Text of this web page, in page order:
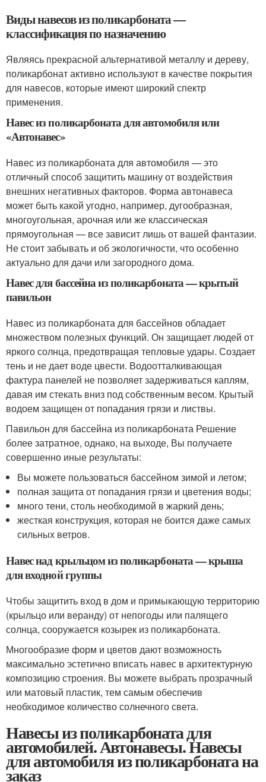
Виды навесов из поликарбоната —
классификация по назначению
Являясь прекрасной альтернативой металлу и дереву,
поликарбонат активно используют в качестве покрытия
для навесов, которые имеют широкий спектр
применения.
Навес из поликарбоната для автомобиля или
«Автонавес»
Навес из поликарбоната для автомобиля — это
отличный способ защитить машину от воздействия
внешних негативных факторов. Форма автонавеса
может быть какой угодно, например, дугообразная,
многоугольная, арочная или же классическая
прямоугольная — все зависит лишь от вашей фантазии.
Не стоит забывать и об экологичности, что особенно
актуально для дачи или загородного дома.
Навес для бассейна из поликарбоната — крытый
павильон
Навес из поликарбоната для бассейнов обладает
множеством полезных функций. Он защищает людей от
яркого солнца, предотвращая тепловые удары. Создает
тень и не дает воде цвести. Водоотталкивающая
фактура панелей не позволяет задерживаться каплям,
давая им стекать вниз под собственным весом. Крытый
водоем защищен от попадания грязи и листвы.
Павильон для бассейна из поликарбоната Решение
более затратное, однако, на выходе, Вы получаете
совершенно иные результаты:
Вы можете пользоваться бассейном зимой и летом;
полная защита от попадания грязи и цветения воды;
много тени, столь необходимой в жаркий день;
жесткая конструкция, которая не боится даже самых
сильных ветров.
Навес над крыльцом из поликарбоната — крыша
для входной группы
Чтобы защитить вход в дом и примыкающую территорию
(крыльцо или веранду) от непогоды или палящего
солнца, сооружается козырек из поликарбоната.
Многообразие форм и цветов дают возможность
максимально эстетично вписать навес в архитектурную
композицию строения. Вы можете выбрать прозрачный
или матовый пластик, тем самым обеспечив
необходимое количество солнечного света.
Навесы из поликарбоната для
автомобилей. Автонавесы. Навесы
для автомобиля из поликарбоната на
заказ